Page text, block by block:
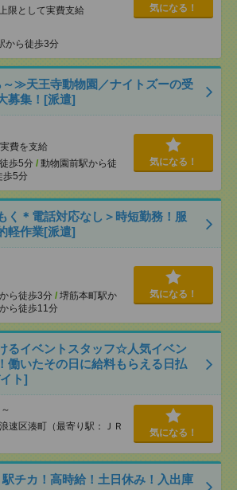
限として実費支給
から徒歩3分
気になる！
≫天王寺動物園／ナイトズーの受
募集！[派遣]
費を支給
歩5分 / 動物園前駅から徒
歩5分
気になる！
く＊電話対応なし＞時短勤務！服
軽作業[派遣]
ら徒歩3分 / 堺筋本町駅か
ら徒歩11分
気になる！
るイベントスタッフ☆人気イベン
働いたその日に給料もらえる日払
ト]
速区湊町（最寄り駅：ＪＲ
気になる！
チカ！高時給！土日休み！入出庫